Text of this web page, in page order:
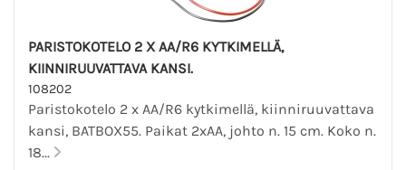
PARISTOKOTELO 2 X AA/R6 KYTKIMELLÄ,
KIINNIRUUVATTAVA KANSI.
108202
Paristokotelo 2 x AA/R6 kytkimellä, kiinniruuvattava
kansi, BATBOX55. Paikat 2xAA, johto n. 15 cm. Koko n.
18...